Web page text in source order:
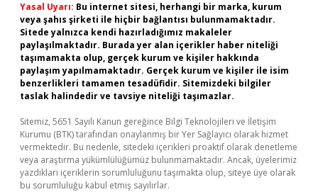
Yasal Uyarı: Bu internet sitesi, herhangi bir marka, kurum
veya şahıs şirketi ile hiçbir bağlantısı bulunmamaktadır.
Sitede yalnızca kendi hazırladığımız makaleler
paylaşılmaktadır. Burada yer alan içerikler haber niteliği
taşımamakta olup, gerçek kurum ve kişiler hakkında
paylaşım yapılmamaktadır. Gerçek kurum ve kişiler ile isim
benzerlikleri tamamen tesadüfidir. Sitemizdeki bilgiler
taslak halindedir ve tavsiye niteliği taşımazlar.
Sitemiz, 5651 Sayılı Kanun gereğince Bilgi Teknolojileri ve İletişim
Kurumu (BTK) tarafından onaylanmış bir Yer Sağlayıcı olarak hizmet
vermektedir. Bu nedenle, sitedeki içerikleri proaktif olarak denetleme
veya araştırma yükümlülüğümüz bulunmamaktadır. Ancak, üyelerimiz
yazdıkları içeriklerin sorumluluğunu taşımakta olup, siteye üye olarak
bu sorumluluğu kabul etmiş sayılırlar.